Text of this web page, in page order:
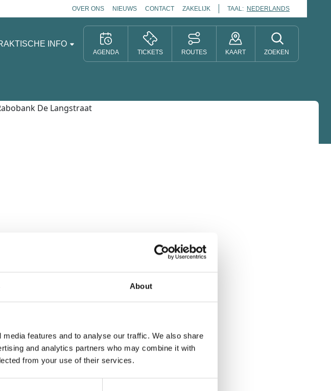
About
features and to analyse our traffic. We also share
and analytics partners who may combine it with
from your use of their services.
OVER ONS NIEUWS CONTACT ZAKELIJK TAAL: NEDERLANDS
INFO
AGENDA TICKETS ROUTES KAART ZOEKEN
van de bank, wordt in 1959 besloten aan de Markt in
hoofdvestiging.